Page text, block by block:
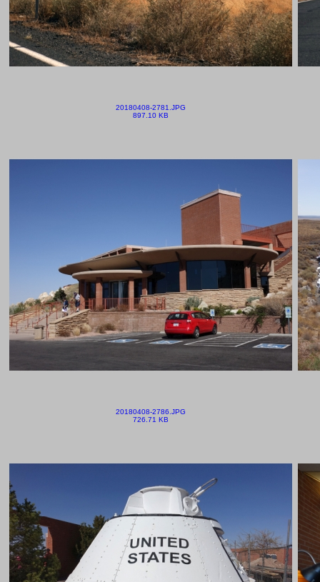
20180408-2781.JPG
897.10 KB
20180408-2786.JPG
726.71 KB